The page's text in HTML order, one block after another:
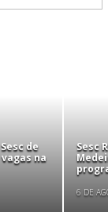
de
na
Sesc
6 DE